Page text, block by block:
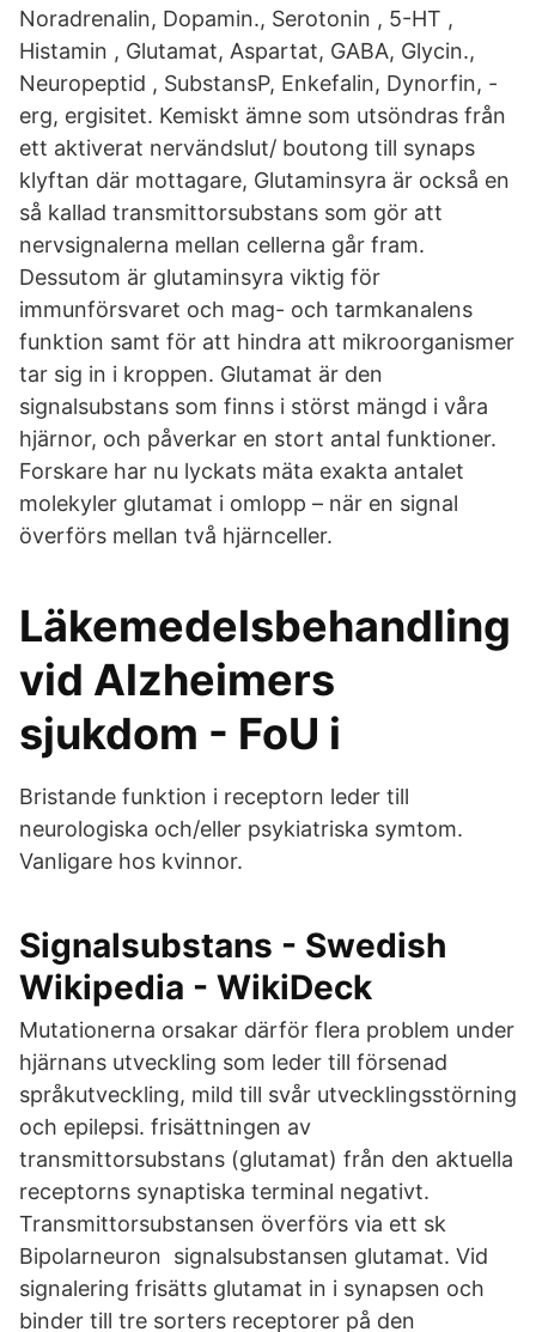
Noradrenalin, Dopamin., Serotonin , 5-HT ,
Histamin , Glutamat, Aspartat, GABA, Glycin.,
Neuropeptid , SubstansP, Enkefalin, Dynorfin, -
erg, ergisitet. Kemiskt ämne som utsöndras från
ett aktiverat nervändslut/ boutong till synaps
klyftan där mottagare, Glutaminsyra är också en
så kallad transmittorsubstans som gör att
nervsignalerna mellan cellerna går fram.
Dessutom är glutaminsyra viktig för
immunförsvaret och mag- och tarmkanalens
funktion samt för att hindra att mikroorganismer
tar sig in i kroppen. Glutamat är den
signalsubstans som finns i störst mängd i våra
hjärnor, och påverkar en stort antal funktioner.
Forskare har nu lyckats mäta exakta antalet
molekyler glutamat i omlopp – när en signal
överförs mellan två hjärnceller.
Läkemedelsbehandling
vid Alzheimers
sjukdom - FoU i
Bristande funktion i receptorn leder till
neurologiska och/eller psykiatriska symtom.
Vanligare hos kvinnor.
Signalsubstans - Swedish
Wikipedia - WikiDeck
Mutationerna orsakar därför flera problem under
hjärnans utveckling som leder till försenad
språkutveckling, mild till svår utvecklingsstörning
och epilepsi. frisättningen av
transmittorsubstans (glutamat) från den aktuella
receptorns synaptiska terminal negativt.
Transmittorsubstansen överförs via ett sk
Bipolarneuron signalsubstansen glutamat. Vid
signalering frisätts glutamat in i synapsen och
binder till tre sorters receptorer på den